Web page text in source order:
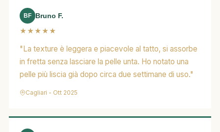
BF
Bruno F.
★★★★★
"La texture è leggera e piacevole al tatto, si assorbe
in fretta senza lasciare la pelle unta. Ho notato una
pelle più liscia già dopo circa due settimane di uso."
Cagliari - Ott 2025